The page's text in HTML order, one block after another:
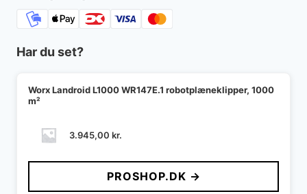
Har du set?
Worx Landroid L1000 WR147E.1 robotplæneklipper, 1000
m²
3.945,00 kr.
PROSHOP.DK →